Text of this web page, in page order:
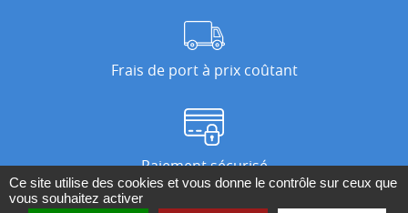
Frais de port à prix coûtant
Paiement sécurisé
Ce site utilise des cookies et vous donne le contrôle sur ceux que
vous souhaitez activer